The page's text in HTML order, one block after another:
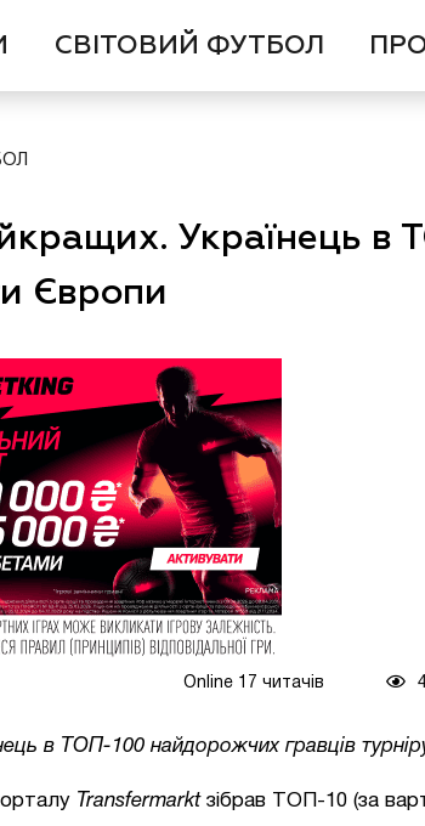
СВІТОВИЙ ФУТБОЛ
Українець в
Європи
Online 17 читачів
в ТОП-100 найдорожчих гравців
Transfermarktзібрав ТОП-10 (за